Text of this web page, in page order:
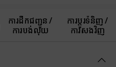
ការដឹកជញ្ជូន /
ការបង់លុយ
ការប្តូរទំនិញ /
ការសងវិញ